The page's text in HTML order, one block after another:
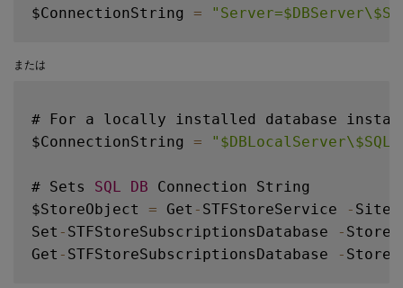
$ConnectionString =
または
# For a locally installed database
$ConnectionString =
# Sets SQL DB Connection String
$StoreObject = Get - STFStoreService -
Set - STFStoreSubscriptionsDatabase -
Get - STFStoreSubscriptionsDatabase -